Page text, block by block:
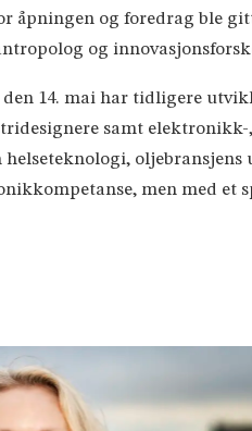
åpningen og foredrag ble
og
den 14. mai har tidligere
samt
oljebransjens
men med et